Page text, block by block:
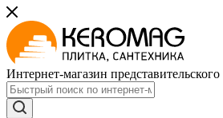
Интернет-магазин представительского